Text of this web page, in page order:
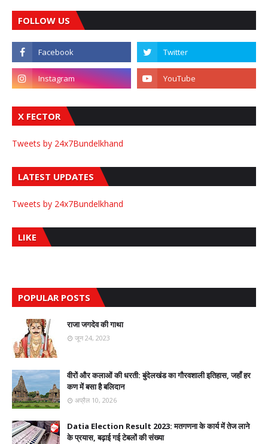
FOLLOW US
X FECTOR
Tweets by 24x7Bundelkhand
LATEST UPDATES
Tweets by 24x7Bundelkhand
LIKE
POPULAR POSTS
राजा जगदेव की गाथा
जून 24, 2023
वीरों और कलाओं की धरती: बुंदेलखंड का गौरवशाली इतिहास, जहाँ हर
कण में बसा है बलिदान
अप्रैल 10, 2026
Datia Election Result 2023: मतगणना के कार्य में तेज लाने
के प्रयास, बढ़ाई गई टेबलों की संख्या